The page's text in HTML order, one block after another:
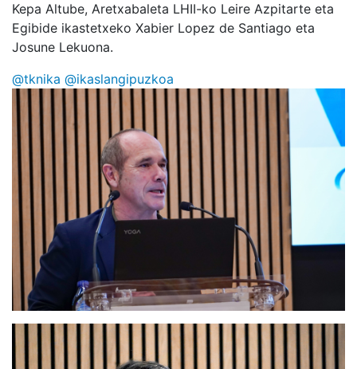
Kepa Altube, Aretxabaleta LHII-ko Leire Azpitarte eta
Egibide ikastetxeko Xabier Lopez de Santiago eta
Josune Lekuona.
@tknika @ikaslangipuzkoa